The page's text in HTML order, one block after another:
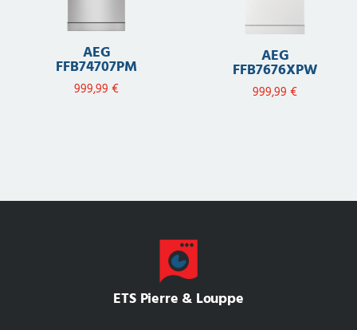
AEG
FFB74707PM
999,99 €
AEG
FFB7676XPW
999,99 €
ETS Pierre & Louppe